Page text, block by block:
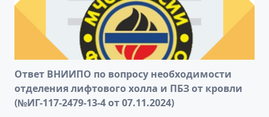
Ответ ВНИИПО по вопросу необходимости
отделения лифтового холла и ПБЗ от кровли
(№ИГ-117-2479-13-4 от 07.11.2024)